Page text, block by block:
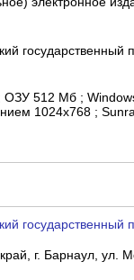
государственный
ОЗУ 512 Мб ;
1024х768 ;
государственный
г. Барнаул, ул.